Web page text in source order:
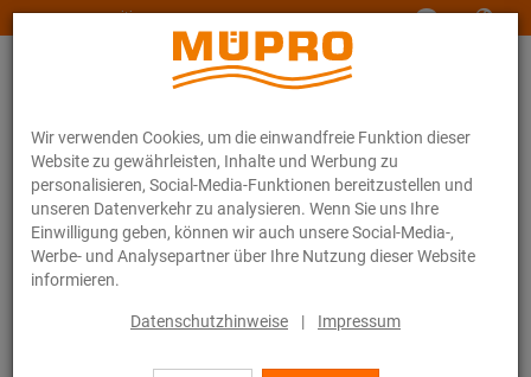
Wir verwenden Cookies, um die einwandfreie Funktion dieser
Website zu gewährleisten, Inhalte und Werbung zu
personalisieren, Social-Media-Funktionen bereitzustellen und
unseren Datenverkehr zu analysieren. Wenn Sie uns Ihre
Einwilligung geben, können wir auch unsere Social-Media-,
Werbe- und Analysepartner über Ihre Nutzung dieser Website
informieren.
Datenschutzhinweise | Impressum
www.muepro-maritim.com
Online-Katalog Befestigungstechnik
Rohrschellen
Foamglas-Rohrhalter